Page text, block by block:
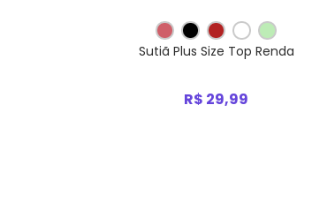
Sutiã Plus Size Top Renda
R$ 29,99